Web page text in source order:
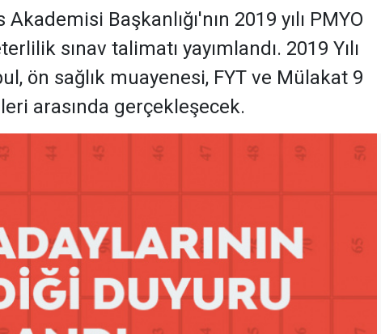
Başkanlığı'nın 2019 yılı PMYO
sınav talimatı yayımlandı. 2019 Yılı
ön sağlık muayenesi, FYT ve Mülakat 9
arasında gerçekleşecek.